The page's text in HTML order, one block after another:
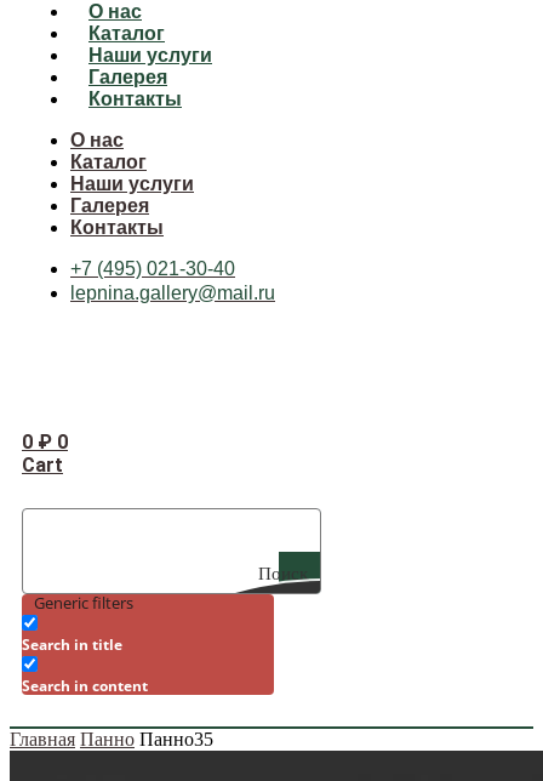
О нас
Каталог
Наши услуги
Галерея
Контакты
О нас
Каталог
Наши услуги
Галерея
Контакты
+7 (495) 021-30-40
lepnina.gallery@mail.ru
0 ₽ 0
Cart
Поиск
Generic filters
Search in title
Search in content
Главная Панно Панно35